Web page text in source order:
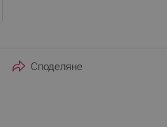
Споделяне